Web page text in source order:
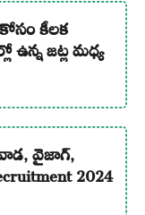
కోసం కీలక
జట్ల మధ్య
వైజాగ్,
2024